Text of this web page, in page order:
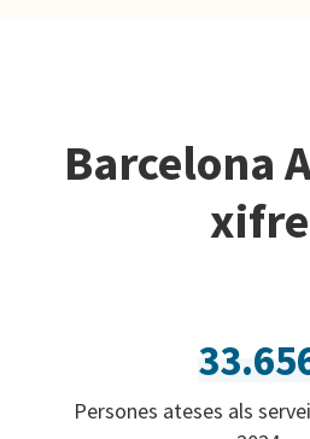
Barcelona
Persones ateses als